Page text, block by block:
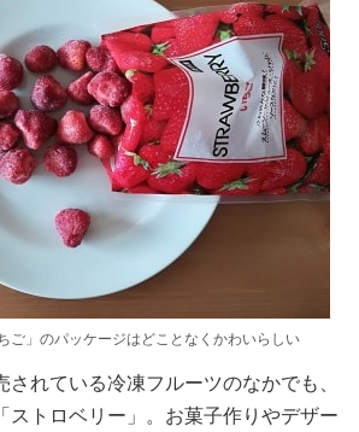
ご」のパッケージはどことなくかわいらしい
れている冷凍フルーツのなかでも、
ストロベリー」。お菓子作りやデザー